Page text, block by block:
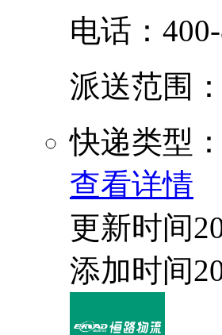
电话：
派送范围
快递类型
查看详情
更新时间
添加时间